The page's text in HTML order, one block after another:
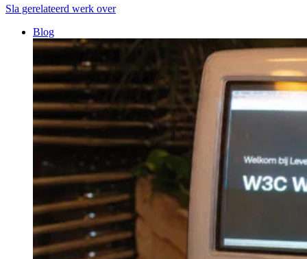
Sla gerelateerd werk over
Blog